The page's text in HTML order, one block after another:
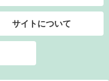
サイトについて